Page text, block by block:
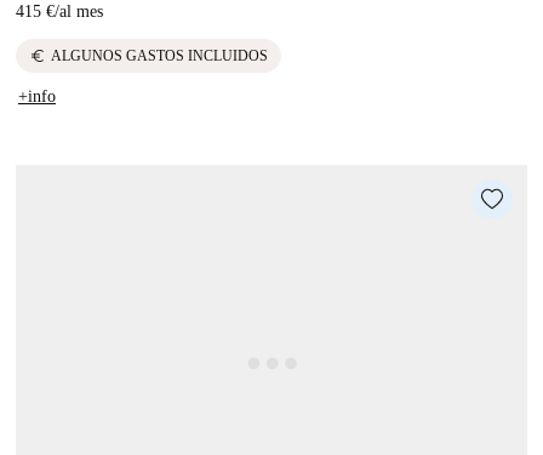
415 €/al mes
euro ALGUNOS GASTOS INCLUIDOS
+info